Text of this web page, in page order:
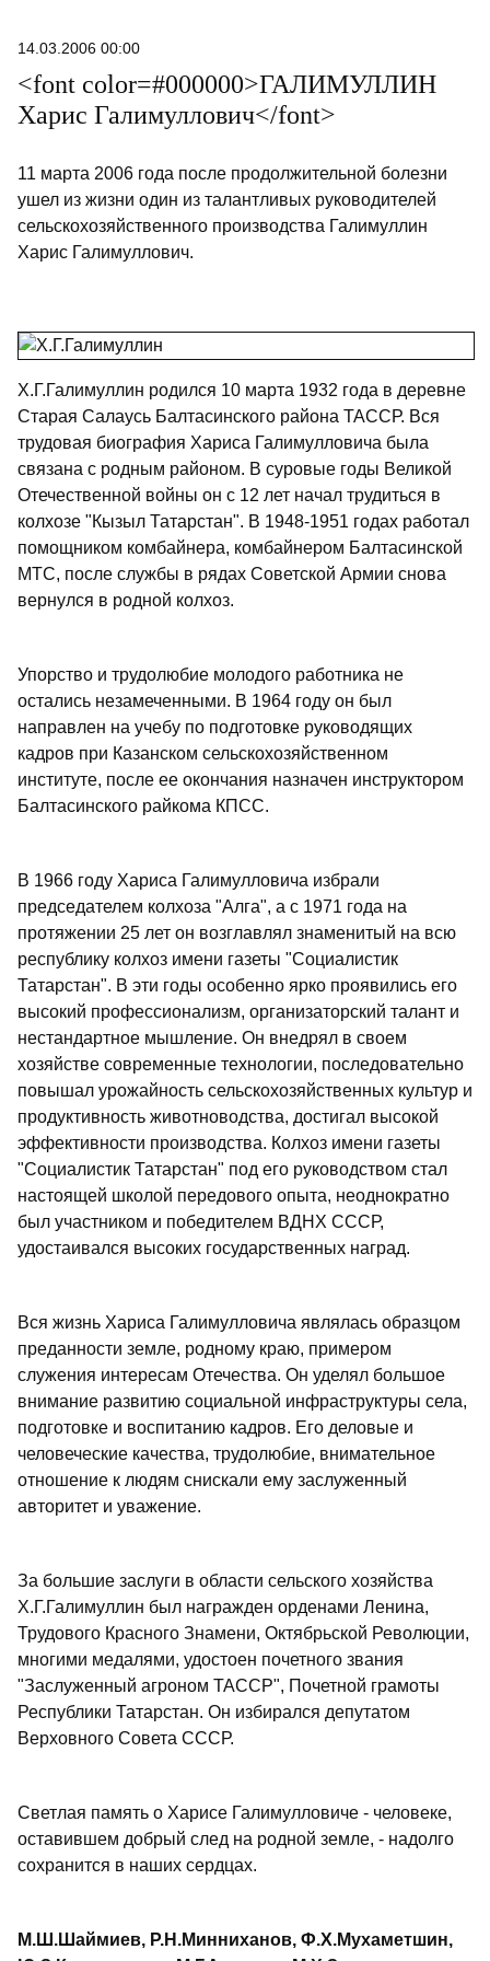
14.03.2006 00:00
<font color=#000000>ГАЛИМУЛЛИН
Харис Галимуллович</font>
11 марта 2006 года после продолжительной болезни
ушел из жизни один из талантливых руководителей
сельскохозяйственного производства Галимуллин
Харис Галимуллович.
Х.Г.Галимуллин родился 10 марта 1932 года в деревне
Старая Салаусь Балтасинского района ТАССР. Вся
трудовая биография Хариса Галимулловича была
связана с родным районом. В суровые годы Великой
Отечественной войны он с 12 лет начал трудиться в
колхозе "Кызыл Татарстан". В 1948-1951 годах работал
помощником комбайнера, комбайнером Балтасинской
МТС, после службы в рядах Советской Армии снова
вернулся в родной колхоз.
Упорство и трудолюбие молодого работника не
остались незамеченными. В 1964 году он был
направлен на учебу по подготовке руководящих
кадров при Казанском сельскохозяйственном
институте, после ее окончания назначен инструктором
Балтасинского райкома КПСС.
В 1966 году Хариса Галимулловича избрали
председателем колхоза "Алга", а с 1971 года на
протяжении 25 лет он возглавлял знаменитый на всю
республику колхоз имени газеты "Социалистик
Татарстан". В эти годы особенно ярко проявились его
высокий профессионализм, организаторский талант и
нестандартное мышление. Он внедрял в своем
хозяйстве современные технологии, последовательно
повышал урожайность сельскохозяйственных культур и
продуктивность животноводства, достигал высокой
эффективности производства. Колхоз имени газеты
"Социалистик Татарстан" под его руководством стал
настоящей школой передового опыта, неоднократно
был участником и победителем ВДНХ СССР,
удостаивался высоких государственных наград.
Вся жизнь Хариса Галимулловича являлась образцом
преданности земле, родному краю, примером
служения интересам Отечества. Он уделял большое
внимание развитию социальной инфраструктуры села,
подготовке и воспитанию кадров. Его деловые и
человеческие качества, трудолюбие, внимательное
отношение к людям снискали ему заслуженный
авторитет и уважение.
За большие заслуги в области сельского хозяйства
Х.Г.Галимуллин был награжден орденами Ленина,
Трудового Красного Знамени, Октябрьской Революции,
многими медалями, удостоен почетного звания
"Заслуженный агроном ТАССР", Почетной грамоты
Республики Татарстан. Он избирался депутатом
Верховного Совета СССР.
Светлая память о Харисе Галимулловиче - человеке,
оставившем добрый след на родной земле, - надолго
сохранится в наших сердцах.
М.Ш.Шаймиев, Р.Н.Минниханов, Ф.Х.Мухаметшин,